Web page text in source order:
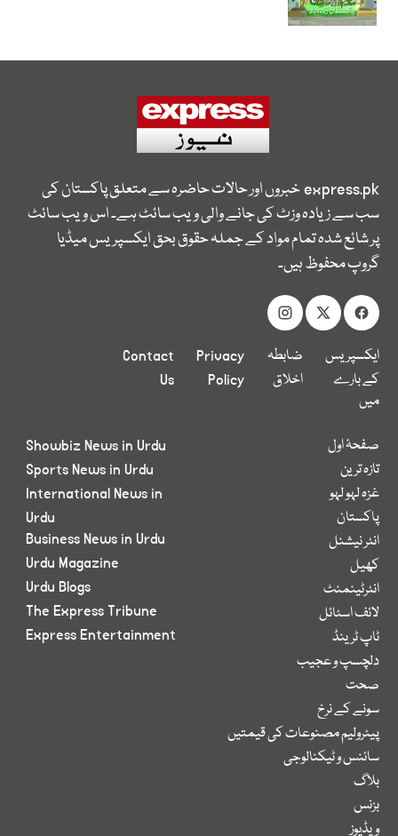
express.pkخبروں اور حالات حاضرہ سے متعلق پاکستان کی
سب سے زیادہ وزٹ کی جانے والی ویب سائٹ ہے۔ اس ویب سائٹ
پر شائع شدہ تمام مواد کے جملہ حقوق بحق ایکسپریس میڈیا
گروپ محفوظ ہیں۔
ایکسپریس
کے بارے
میں
ضابطہ
اخلاق
Privacy
Policy
Contact
Us
صفحۂ اول
تازہ ترین
غزہ لہو لہو
پاکستان
انٹر نیشنل
کھیل
انٹرٹینمنٹ
لائف اسٹائل
ٹاپ ٹرینڈ
دلچسپ و عجیب
صحت
سونے کے نرخ
پیٹرولیم مصنوعات کی قیمتیں
سائنس و ٹیکنالوجی
بلاگ
بزنس
ویڈیوز
Showbiz News in Urdu
Sports News in Urdu
International News in
Urdu
Business News in Urdu
Urdu Magazine
Urdu Blogs
The Express Tribune
Express Entertainment